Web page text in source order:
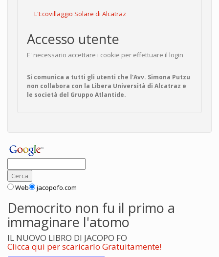
L'Ecovillaggio Solare di Alcatraz
Accesso utente
E' necessario accettare i cookie per effettuare il login
Si comunica a tutti gli utenti che l'Avv. Simona Putzu
non collabora con la Libera Università di Alcatraz e
le società del Gruppo Atlantide.
Web jacopofo.com
Democrito non fu il primo a
immaginare l'atomo
IL NUOVO LIBRO DI JACOPO FO
Clicca qui per scaricarlo Gratuitamente!